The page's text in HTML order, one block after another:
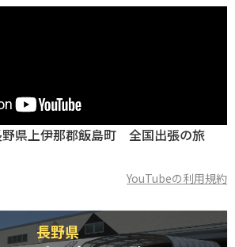
県上伊那郡飯島町 全国出張の旅
YouTubeの利用規約
長野県